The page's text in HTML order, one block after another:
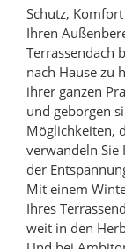
Schutz,
Ihren
Terrassendach
nach Hause zu
ihrer ganzen
und geborgen
Möglichkeiten,
verwandeln Sie
der
Mit einem
Ihres
weit in den